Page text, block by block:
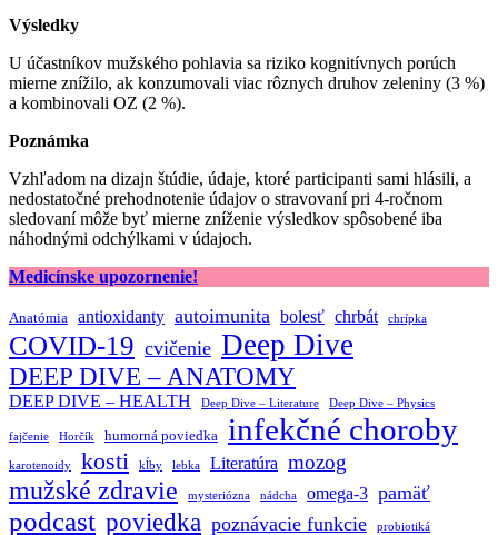
Výsledky
U účastníkov mužského pohlavia sa riziko kognitívnych porúch
mierne znížilo, ak konzumovali viac rôznych druhov zeleniny (3 %)
a kombinovali OZ (2 %).
Poznámka
Vzhľadom na dizajn štúdie, údaje, ktoré participanti sami hlásili, a
nedostatočné prehodnotenie údajov o stravovaní pri 4-ročnom
sledovaní môže byť mierne zníženie výsledkov spôsobené iba
náhodnými odchýlkami v údajoch.
Medicínske upozornenie!
Anatómia antioxidanty autoimunita bolesť chrbát chrípka
COVID-19 cvičenie Deep Dive
DEEP DIVE – ANATOMY
DEEP DIVE – HEALTH Deep Dive – Literature Deep Dive – Physics
fajčenie Horčík humorná poviedka infekčné choroby
karotenoidy kosti kĺby lebka Literatúra mozog
mužské zdravie mysteriózna nádcha omega-3 pamäť
podcast poviedka poznávacie funkcie probiotiká